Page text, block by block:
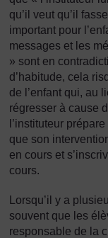
qu’il veut qu’il
important pour
messages et les
» sont en
d’habitude, cela
de l’enfant qui, au
régresser à cause
l’instituteur
que son
en cours et
cours.
Lorsqu’il y a
souvent que les
responsable de la